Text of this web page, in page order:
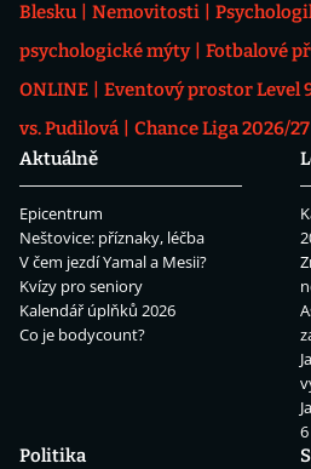
Blesku
Nemovitosti
psychologické mýty
Fotbalové
ONLINE
Eventový prostor Level
vs. Pudilová
Chance Liga 2026/27
Aktuálně
Epicentrum
Neštovice: příznaky, léčba
V čem jezdí Yamal a Mesii?
Kvízy pro seniory
Kalendář úplňků 2026
Co je bodycount?
Politika